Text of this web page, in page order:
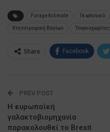
Forage4climate Γεωπονικό
Κτηνοτροφική Βαγίων Τουρκοχωρίτης
Share Facebook
PREV POST
Η ευρωπαϊκή
γαλακτοβιομηχανία
παρακολουθεί το Brexit